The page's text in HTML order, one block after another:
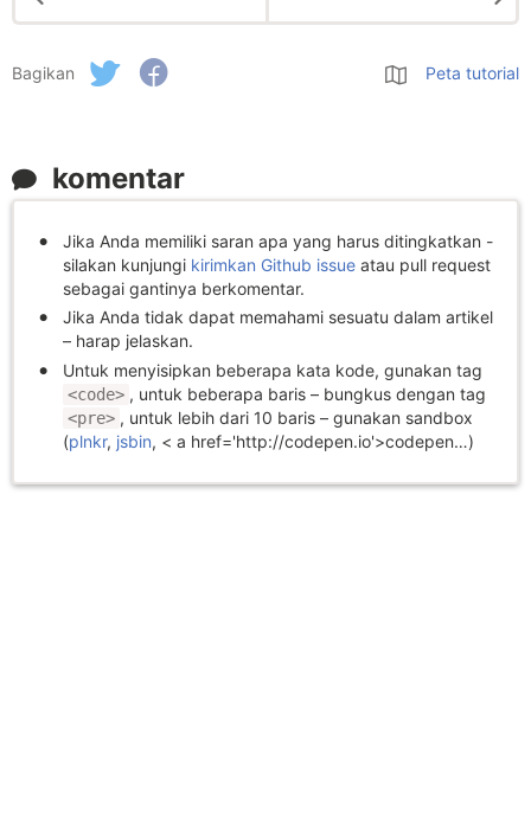
Bagikan Peta tutorial
komentar
Jika Anda memiliki saran apa yang harus ditingkatkan -
silakan kunjungi kirimkan Github issue atau pull request
sebagai gantinya berkomentar.
Jika Anda tidak dapat memahami sesuatu dalam artikel
– harap jelaskan.
Untuk menyisipkan beberapa kata kode, gunakan tag
<code> , untuk beberapa baris – bungkus dengan tag
<pre> , untuk lebih dari 10 baris – gunakan sandbox
(plnkr, jsbin, < a href='http://codepen.io'>codepen…)